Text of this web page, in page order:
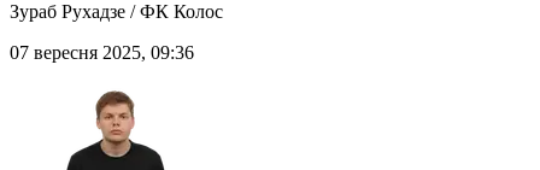
Зураб Рухадзе / ФК Колос
07 вересня 2025, 09:36